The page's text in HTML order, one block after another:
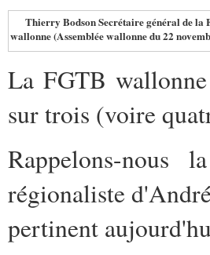
Thierry Bodson Secrétaire général de la
wallonne (Assemblée wallonne du 22
La FGTB
sur trois (voire
Rappelons-nous la
régionaliste
pertinent